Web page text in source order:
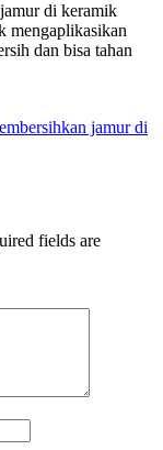
di keramik
mengaplikasikan
dan bisa tahan
jamur di
fields are